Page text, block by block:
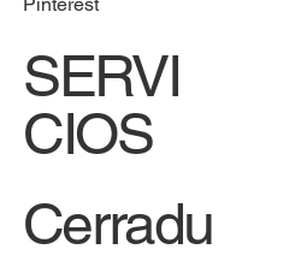
Pinterest
SERVI
CIOS